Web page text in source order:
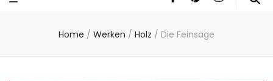
Home / Werken / Holz / Die Feinsäge